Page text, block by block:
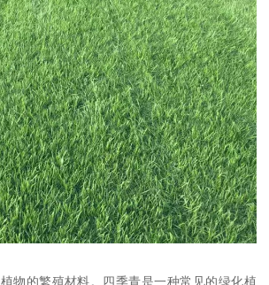
物的繁殖材料。四季青是一种常见的绿化植